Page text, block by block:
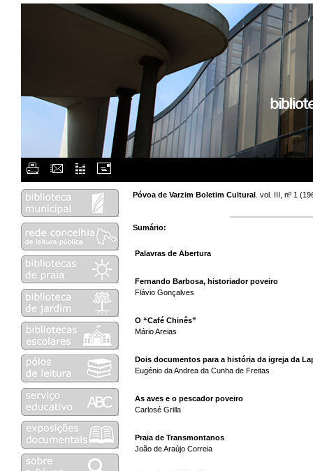
Póvoa de Varzim Boletim Cultural . vol. III, nº 1
Sumário:
Palavras de Abertura
Fernando Barbosa, historiador poveiro
Flávio Gonçalves
O “Café Chinês”
Mário Areias
Dois documentos para a história da igreja da
Eugénio da Andrea da Cunha de Freitas
As aves e o pescador poveiro
Carlosé Grilla
Praia de Transmontanos
João de Araújo Correia